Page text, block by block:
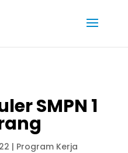
SMPN 1
| Program Kerja